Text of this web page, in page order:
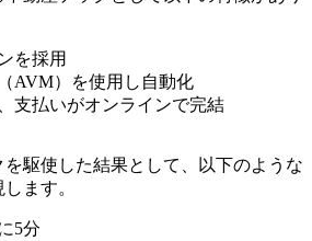
を採用
AVM）を使用し自動化
支払いがオンラインで完結
駆使した結果として、以下のような
ます。
5分